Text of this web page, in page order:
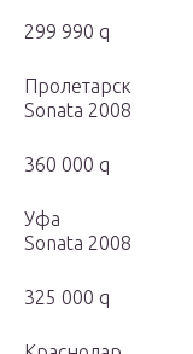
299 990 q
Пролетарск
Sonata 2008
360 000 q
Уфа
Sonata 2008
325 000 q